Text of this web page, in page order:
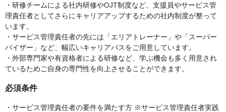
・研修チームによる社内研修やOJT制度など、支援員やサービス管
理責任者としてさらにキャリアアップするための社内制度が整って
います。
・サービス管理責任者の先には「エリアトレーナー」や「スーパー
バイザー」など、幅広いキャリアパスをご用意しています。
・外部専門家や有資格者による研修など、学ぶ機会も多く用意され
ているためご自身の専門性を向上させることができます。
必須条件
・サービス管理責任者の要件を満たす方 ※サービス管理責任者実践